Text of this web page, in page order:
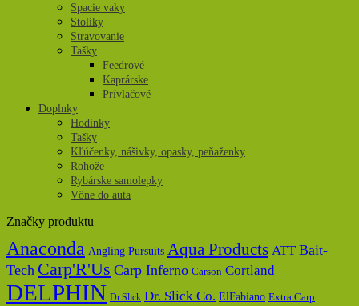
Spacie vaky
Stolíky
Stravovanie
Tašky
Feedrové
Kaprárske
Prívlačové
Doplnky
Hodinky
Tašky
Kľúčenky, nášivky, opasky, peňaženky
Rohože
Rybárske samolepky
Vône do auta
Značky produktu
Anaconda Angling Pursuits Aqua Products ATT Bait-
Tech Carp'R'Us Carp Inferno Carson Cortland
DELPHIN Dr.Slick Dr. Slick Co. ElFabiano Extra Carp